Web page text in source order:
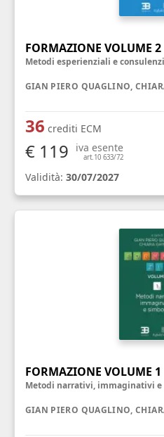
FORMAZIONE VOLUME 2
Metodi esperienziali e
GIAN PIERO QUAGLINO,
36 crediti ECM
€ 119 iva esente
art.10 633/72
Validità: 30/07/2027
FORMAZIONE VOLUME 1
Metodi narrativi, immaginativi
GIAN PIERO QUAGLINO,